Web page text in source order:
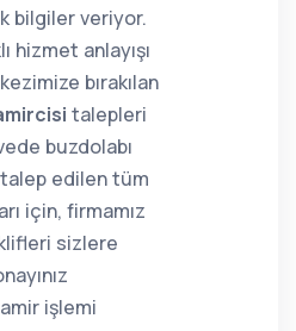
bilgiler veriyor.
hizmet anlayışı
bırakılan
talepleri
buzdolabı
talep edilen tüm
için, firmamız
sizlere
işlemi